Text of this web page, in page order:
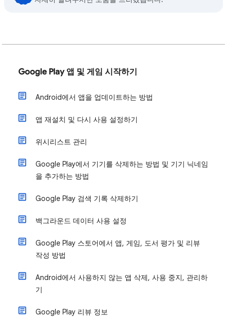
Google Play 앱 및 게임 시작하기
Android에서 앱을 업데이트하는 방법
앱 재설치 및 다시 사용 설정하기
위시리스트 관리
Google Play에서 기기를 삭제하는 방법 및 기기 닉네임
을 추가하는 방법
Google Play 검색 기록 삭제하기
백그라운드 데이터 사용 설정
Google Play 스토어에서 앱, 게임, 도서 평가 및 리뷰
작성 방법
Android에서 사용하지 않는 앱 삭제, 사용 중지, 관리하
기
Google Play 리뷰 정보